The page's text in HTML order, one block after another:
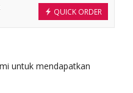
QUICK ORDER
untuk mendapatkan